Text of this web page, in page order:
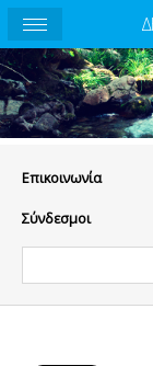
Eπικοινωνία
Σύνδεσμοι